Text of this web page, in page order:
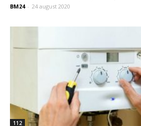
BM24 - 24 august 2020
112